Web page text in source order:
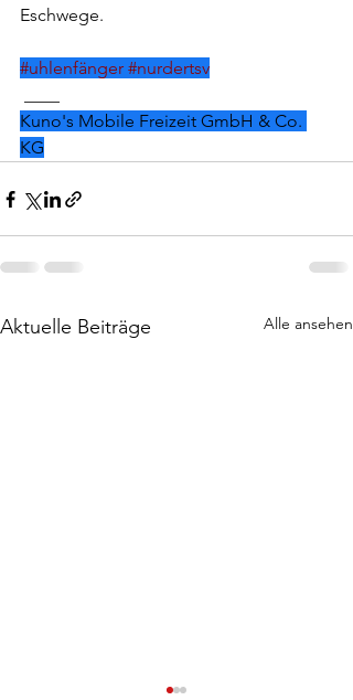
Eschwege.
#uhlenfänger #nurdertsv
Kuno's Mobile Freizeit GmbH & Co.
KG
Aktuelle Beiträge Alle ansehen